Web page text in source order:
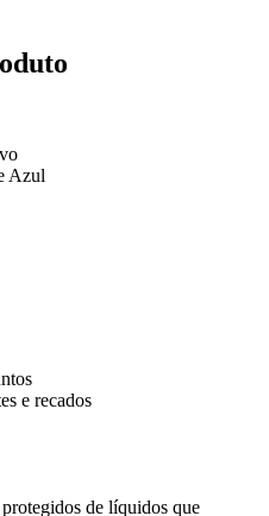
Azul
e recados
de líquidos que